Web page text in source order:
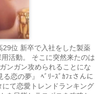
29位 新卒で入社をした製薬
活動。 そこに突然来たのは
ンガン攻められることにな
恋の夢』 ﾍﾞﾘｰｽﾞｶﾌｪさんに
て恋愛トレンドランキング